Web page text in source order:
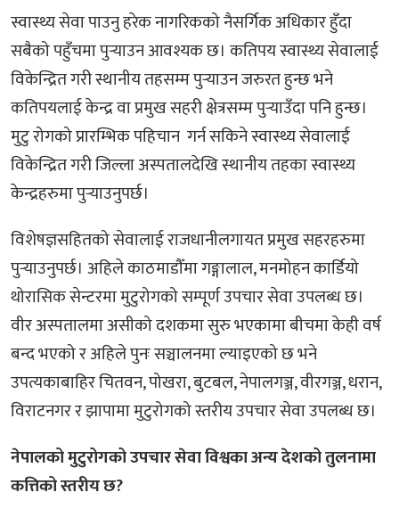
स्वास्थ्य सेवा पाउनु हरेक नागरिकको नैसर्गिक अधिकार हुँदा
सबैको पहुँचमा पुर्‍याउन आवश्यक छ। कतिपय स्वास्थ्य सेवालाई
विकेन्द्रित गरी स्थानीय तहसम्म पुर्‍याउन जरुरत हुन्छ भने
कतिपयलाई केन्द्र वा प्रमुख सहरी क्षेत्रसम्म पुर्‍याउँदा पनि हुन्छ।
मुटु रोगको प्रारम्भिक पहिचान गर्न सकिने स्वास्थ्य सेवालाई
विकेन्द्रित गरी जिल्ला अस्पतालदेखि स्थानीय तहका स्वास्थ्य
केन्द्रहरुमा पुर्‍याउनुपर्छ।
विशेषज्ञसहितको सेवालाई राजधानीलगायत प्रमुख सहरहरुमा
पुर्‍याउनुपर्छ। अहिले काठमाडौँमा गङ्गालाल, मनमोहन कार्डियो
थोरासिक सेन्टरमा मुटुरोगको सम्पूर्ण उपचार सेवा उपलब्ध छ।
वीर अस्पतालमा असीको दशकमा सुरु भएकामा बीचमा केही वर्ष
बन्द भएको र अहिले पुनः सञ्चालनमा ल्याइएको छ भने
उपत्यकाबाहिर चितवन, पोखरा, बुटबल, नेपालगञ्ज, वीरगञ्ज, धरान,
विराटनगर र झापामा मुटुरोगको स्तरीय उपचार सेवा उपलब्ध छ।
नेपालको मुटुरोगको उपचार सेवा विश्वका अन्य देशको तुलनामा
कत्तिको स्तरीय छ?